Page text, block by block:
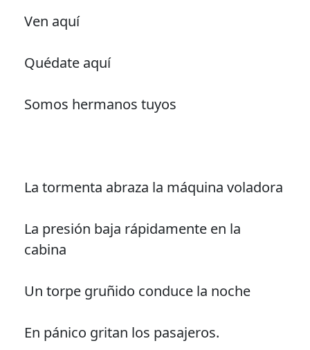
Ven aquí
Quédate aquí
Somos hermanos tuyos
La tormenta abraza la máquina voladora
La presión baja rápidamente en la
cabina
Un torpe gruñido conduce la noche
En pánico gritan los pasajeros.